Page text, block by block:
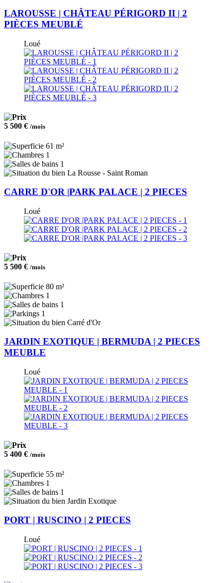
LAROUSSE | CHÂTEAU PÉRIGORD II | 2
PIÈCES MEUBLÉ
Loué
5 500 € /mois
61 m²
1
1
La Rousse - Saint Roman
CARRE D'OR |PARK PALACE | 2 PIECES
Loué
5 500 € /mois
80 m²
1
1
1
Carré d'Or
JARDIN EXOTIQUE | BERMUDA | 2 PIECES
MEUBLE
Loué
5 400 € /mois
55 m²
1
1
Jardin Exotique
PORT | RUSCINO | 2 PIECES
Loué